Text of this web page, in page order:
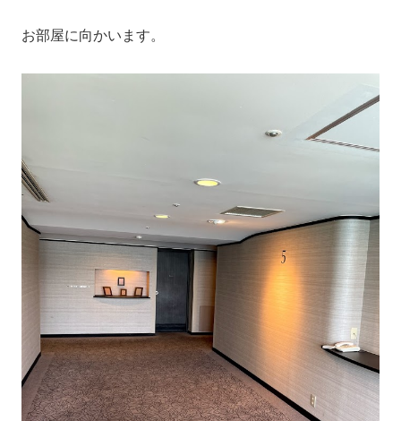
お部屋に向かいます。